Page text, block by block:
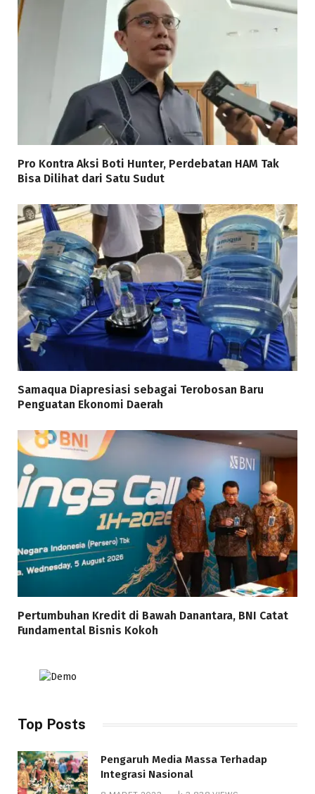
Pro Kontra Aksi Boti Hunter, Perdebatan HAM Tak
Bisa Dilihat dari Satu Sudut
Samaqua Diapresiasi sebagai Terobosan Baru
Penguatan Ekonomi Daerah
Pertumbuhan Kredit di Bawah Danantara, BNI Catat
Fundamental Bisnis Kokoh
Top Posts
Pengaruh Media Massa Terhadap
Integrasi Nasional